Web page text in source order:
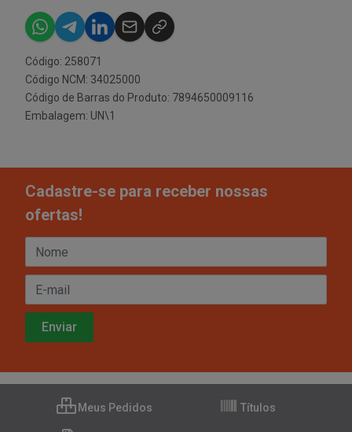
Código: 258071
Código NCM: 34025000
Código de Barras do Produto: 7894650009116
Embalagem: UN\1
Cadastre-se para receber nossas
ofertas!
Meus Pedidos Títulos